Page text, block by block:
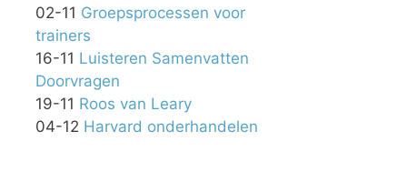
02-11 Groepsprocessen voor
trainers
16-11 Luisteren Samenvatten
Doorvragen
19-11 Roos van Leary
04-12 Harvard onderhandelen